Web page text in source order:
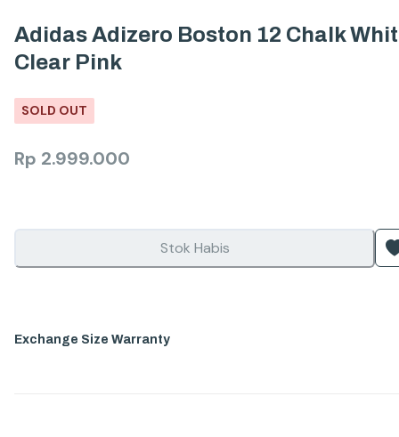
Adidas Adizero Boston 12 Chalk
Clear Pink
SOLD OUT
Rp 2.999.000
Stok Habis
Exchange Size Warranty